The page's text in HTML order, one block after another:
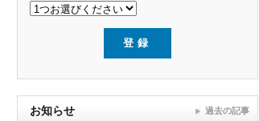
お知らせ 過去の記事